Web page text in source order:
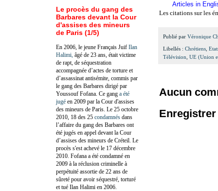
Articles in
Les citations sur les
Publié par Véronique
Libellés : Chrétiens
Télévision UE (Union
Aucun
Le procès du gang des
Barbares devant la Cour
d'assises des mineurs
de Paris (1/5)
En 2006, le jeune Français Juif Ilan
Halimi, âgé de 23 ans, était victime
de rapt, de séquestration
accompagnée d’actes de torture et
d’assassinat antisémite, commis par
le gang des Barbares dirigé par
Youssouf Fofana. Ce gang a été
jugé en 2009 par la Cour d'assises
des mineurs de Paris. Le 25 octobre
2010, 18 des 25 condamnés dans
l’affaire du gang des Barbares ont
été jugés en appel devant la Cour
d’assises des mineurs de Créteil. Le
procès s'est achevé le 17 décembre
2010. Fofana a été condamné en
2009 à la réclusion criminelle à
perpétuité assortie de 22 ans de
sûreté pour avoir séquestré, torturé
et tué Ilan Halimi en 2006.